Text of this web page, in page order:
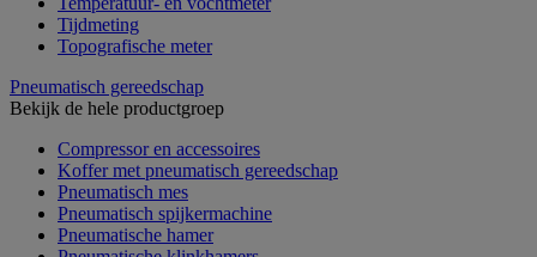
Tijdmeting
Topografische meter
Pneumatisch gereedschap
Bekijk de hele productgroep
Compressor en accessoires
Koffer met pneumatisch gereedschap
Pneumatisch mes
Pneumatisch spijkermachine
Pneumatische hamer